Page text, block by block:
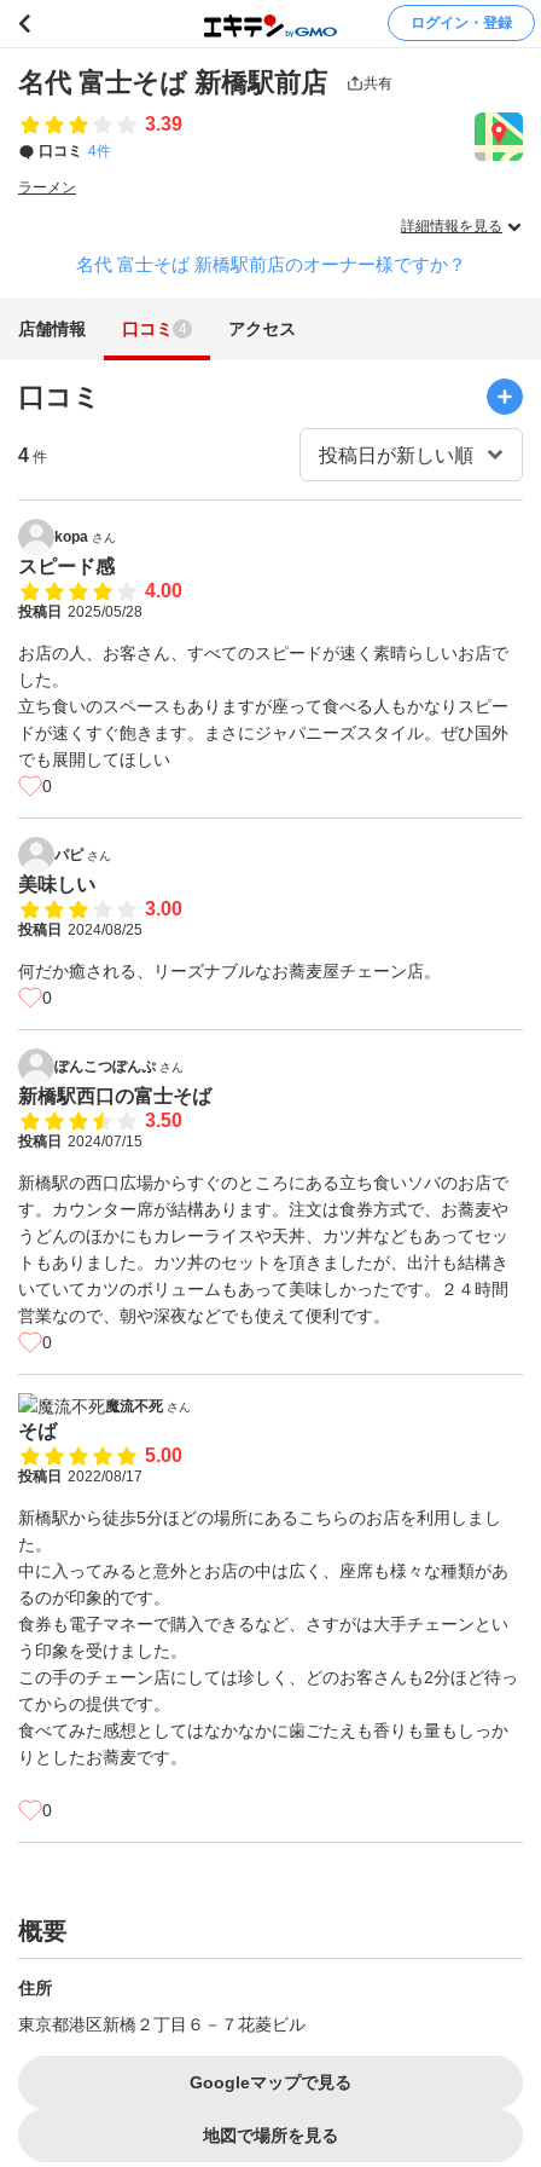
ログイン・登録
名代 富士そば 新橋駅前店 共有
3.39
口コミ 4件
ラーメン
詳細情報を見る
名代 富士そば 新橋駅前店のオーナー様ですか？
店舗情報 口コミ 4 アクセス
口コミ
4 件
kopa さん
スピード感
4.00
投稿日 2025/05/28
お店の人、お客さん、すべてのスピードが速く素晴らしいお店で
した。
立ち食いのスペースもありますが座って食べる人もかなりスピー
ドが速くすぐ飽きます。まさにジャパニーズスタイル。ぜひ国外
でも展開してほしい
0
パピ さん
美味しい
3.00
投稿日 2024/08/25
何だか癒される、リーズナブルなお蕎麦屋チェーン店。
0
ぽんこつぽんぷ さん
新橋駅西口の富士そば
3.50
投稿日 2024/07/15
新橋駅の西口広場からすぐのところにある立ち食いソバのお店で
す。カウンター席が結構あります。注文は食券方式で、お蕎麦や
うどんのほかにもカレーライスや天丼、カツ丼などもあってセッ
トもありました。カツ丼のセットを頂きましたが、出汁も結構き
いていてカツのボリュームもあって美味しかったです。２４時間
営業なので、朝や深夜などでも使えて便利です。
0
魔流不死 さん
そば
5.00
投稿日 2022/08/17
新橋駅から徒歩5分ほどの場所にあるこちらのお店を利用しまし
た。
中に入ってみると意外とお店の中は広く、座席も様々な種類があ
るのが印象的です。
食券も電子マネーで購入できるなど、さすがは大手チェーンとい
う印象を受けました。
この手のチェーン店にしては珍しく、どのお客さんも2分ほど待っ
てからの提供です。
食べてみた感想としてはなかなかに歯ごたえも香りも量もしっか
りとしたお蕎麦です。
0
概要
住所
東京都港区新橋２丁目６－７花菱ビル
Googleマップで見る
地図で場所を見る